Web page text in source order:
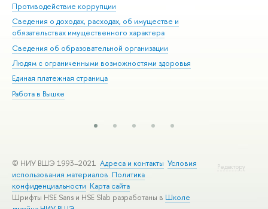
Противодействие коррупции
Сведения о доходах, расходах, об имуществе и
обязательствах имущественного характера
Сведения об образовательной организации
Людям с ограниченными возможностями здоровья
Единая платежная страница
Работа в Вышке
Редактору
© НИУ ВШЭ 1993–2021 Адреса и контакты Условия
использования материалов Политика
конфиденциальности Карта сайта
Шрифты HSE Sans и HSE Slab разработаны в Школе